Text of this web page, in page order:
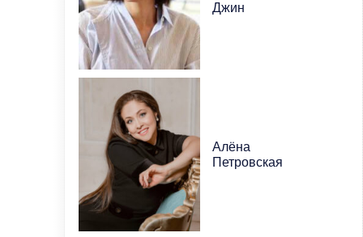
Джин
Алёна
Петровская